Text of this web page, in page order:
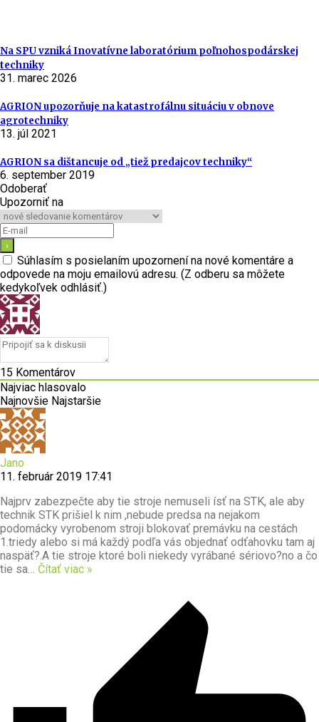
Na SPU vzniká Inovatívne laboratórium poľnohospodárskej
techniky
31. marec 2026
AGRION upozorňuje na katastrofálnu situáciu v obnove
agrotechniky
13. júl 2021
AGRION sa dištancuje od „tiež predajcov techniky“
6. september 2019
Odoberať
Upozorniť na
Súhlasím s posielaním upozornení na nové komentáre a
odpovede na moju emailovú adresu. (Z odberu sa môžete
kedykoľvek odhlásiť.)
15 Komentárov
Najviac hlasovalo
Najnovšie Najstaršie
Jano
11. február 2019 17:41
Najprv zabezpečte aby tie stroje nemuseli ísť na STK, ale aby
technik STK prišiel k nim ,nebude predsa na nejakom
podomácky vyrobenom stroji blokovať premávku na cestách
1.triedy alebo si má každý podľa vás objednať odťahovku tam aj
naspäť?.A tie stroje ktoré boli niekedy vyrábané sériovo?no a čo
tie sa
Čítať viac »